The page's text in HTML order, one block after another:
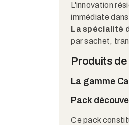
L'innovation
immédiate
La spécialité
par sachet,
Produits de
La gamme
Pack
Ce pack